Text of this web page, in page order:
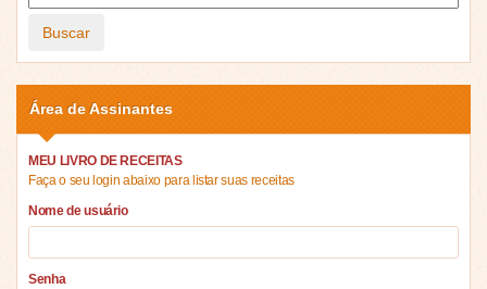
Buscar
Área de Assinantes
MEU LIVRO DE RECEITAS
Faça o seu login abaixo para listar suas receitas
Nome de usuário
Senha